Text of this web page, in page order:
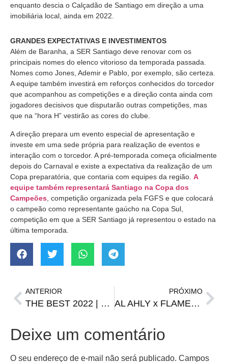
enquanto descia o Calçadão de Santiago em direção a uma
imobiliária local, ainda em 2022.
GRANDES EXPECTATIVAS E INVESTIMENTOS
Além de Baranha, a SER Santiago deve renovar com os
principais nomes do elenco vitorioso da temporada passada.
Nomes como Jones, Ademir e Pablo, por exemplo, são certeza.
A equipe também investirá em reforços conhecidos do torcedor
que acompanhou as competições e a direção conta ainda com
jogadores decisivos que disputarão outras competições, mas
que na “hora H” vestirão as cores do clube.
A direção prepara um evento especial de apresentação e
investe em uma sede própria para realização de eventos e
interação com o torcedor. A pré-temporada começa oficialmente
depois do Carnaval e existe a expectativa da realização de um
Copa preparatória, que contaria com equipes da região. A
equipe também representará Santiago na Copa dos
Campeões , competição organizada pela FGFS e que colocará
o campeão como representante gaúcho na Copa Sul,
competição em que a SER Santiago já representou o estado na
última temporada.
ANTERIOR
THE BEST 2022 | Fifa define os três finalistas do prêmio
PRÓXIMO
AL AHLY x FLAMENGO | onde assistir, escalações, horário e arbitragem
Deixe um comentário
O seu endereço de e-mail não será publicado. Campos